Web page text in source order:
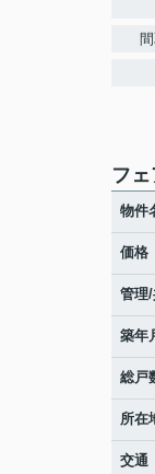
フ
物件
価格
管理
築年
総戸
所在
交通